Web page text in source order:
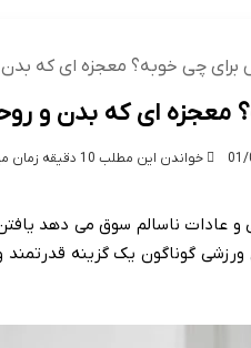
برای چی خوبه؟ معجزه ‌ای که
معجزه ‌ای که بدن و
خواندن این مطلب 10 دقیقه زمان میبرد
و عادات ناسالم سوق می دهد
گوناگون یک گزینه قدرتمند